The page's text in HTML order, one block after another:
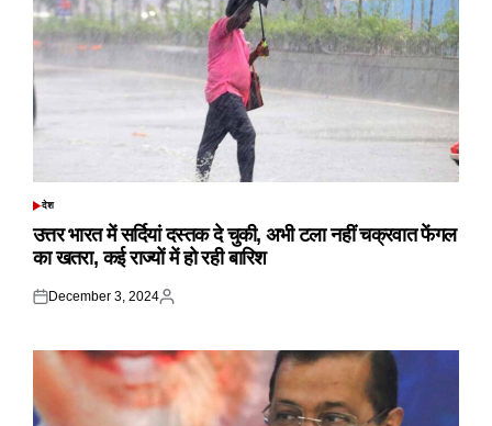
POSTED
देश
उत्तर भारत में सर्दियां दस्तक दे चुकी, अभी टला नहीं चक्रवात फेंगल
का खतरा, कई राज्यों में हो रही बारिश
Posted
December 3, 2024
Posted